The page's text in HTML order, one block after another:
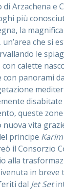
Arzachena e
più
la magnifica
, un’area che si
le
con calette
con panorami
queste
vita
principe
il Consorzio
alla
in breve
dal Jet Set